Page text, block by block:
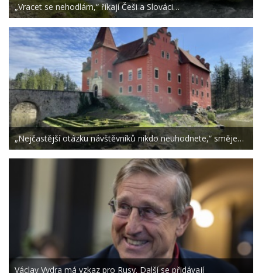
„Vracet se nehodlám,“ říkají Češi a Slováci…
„Nejčastější otázku návštěvníků nikdo neuhodnete,“ směje…
Václav Vydra má vzkaz pro Rusy. Další se přidávají